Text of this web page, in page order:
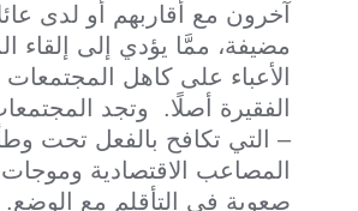
آخرون مع أقاربهم أو لدى
مضيفة، ممَّا يؤدي إلى إلقاء
الأعباء على كاهل المجتمعات
الفقيرة أصلًا. وتجد
– التي تكافح بالفعل تحت
المصاعب الاقتصادية
صعوبة في التأقلم مع الوضع.